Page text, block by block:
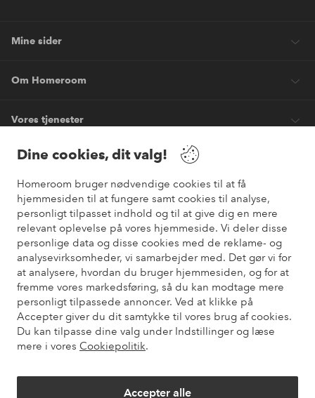
Dine cookies, dit valg!
Homeroom bruger nødvendige cookies til at få
hjemmesiden til at fungere samt cookies til analyse,
personligt tilpasset indhold og til at give dig en mere
relevant oplevelse på vores hjemmeside. Vi deler disse
personlige data og disse cookies med de reklame- og
analysevirksomheder, vi samarbejder med. Det gør vi for
at analysere, hvordan du bruger hjemmesiden, og for at
fremme vores markedsføring, så du kan modtage mere
personligt tilpassede annoncer. Ved at klikke på
Accepter giver du dit samtykke til vores brug af cookies.
Du kan tilpasse dine valg under Indstillinger og læse
mere i vores Cookiepolitik.
Accepter alle
Mine sider
Om Homeroom
Vores tjenester
Vilkår
Venner
Sikre betalinger
Vil du vide mere om vores betalingsmuligheder ?
elpy